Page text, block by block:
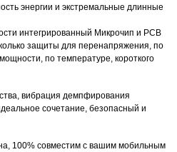
энергии и экстремальные длинные
интегрированный Микрочип и PCB
защиты для перенапряжения, по
по температуре, короткого
вибрация демпфирования
сочетание, безопасный и
100% совместим с вашим мобильным